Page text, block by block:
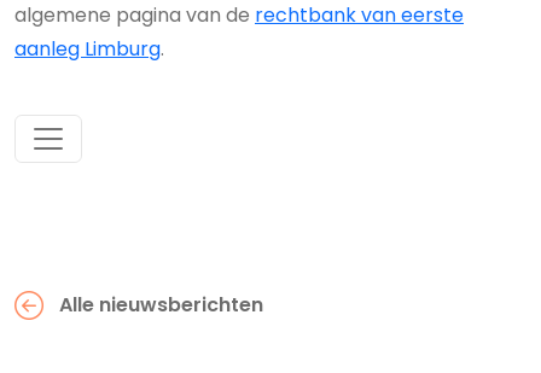
algemene pagina van de rechtbank van eerste
aanleg Limburg.
Alle nieuwsberichten